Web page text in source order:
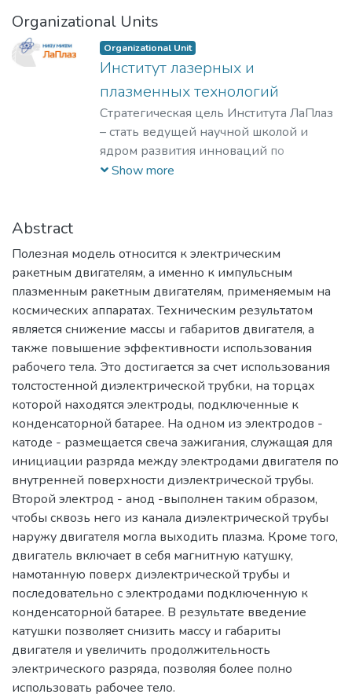
Organizational Units
Organizational Unit
Институт лазерных и
плазменных технологий
Стратегическая цель Института ЛаПлаз
– стать ведущей научной школой и
ядром развития инноваций по
лазерным, плазменным, радиационным
образовательных услуг.
Show more
Abstract
Полезная модель относится к электрическим
ракетным двигателям, а именно к импульсным
плазменным ракетным двигателям, применяемым на
космических аппаратах. Техническим результатом
является снижение массы и габаритов двигателя, а
также повышение эффективности использования
рабочего тела. Это достигается за счет использования
толстостенной диэлектрической трубки, на торцах
которой находятся электроды, подключенные к
конденсаторной батарее. На одном из электродов -
катоде - размещается свеча зажигания, служащая для
инициации разряда между электродами двигателя по
внутренней поверхности диэлектрической трубы.
Второй электрод - анод -выполнен таким образом,
чтобы сквозь него из канала диэлектрической трубы
наружу двигателя могла выходить плазма. Кроме того,
двигатель включает в себя магнитную катушку,
намотанную поверх диэлектрической трубы и
последовательно с электродами подключенную к
конденсаторной батарее. В результате введение
катушки позволяет снизить массу и габариты
двигателя и увеличить продолжительность
электрического разряда, позволяя более полно
использовать рабочее тело.